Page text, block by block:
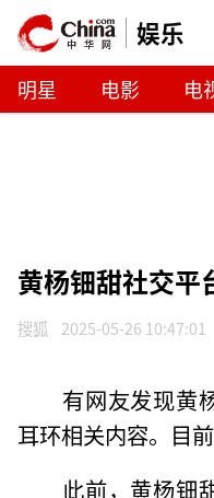
娱乐
明星 电影 电
黄杨钿甜社交平
搜狐 2025-05-26 10:47:01
有网友发现黄
耳环相关内容。目
此前，黄杨